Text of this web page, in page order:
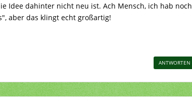
Idee dahinter nicht neu ist. Ach Mensch, ich hab noch
aber das klingt echt großartig!
ANTWORTEN